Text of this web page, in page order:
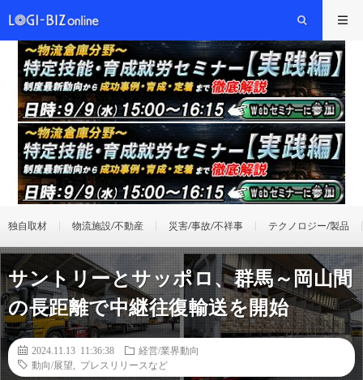
独自取材 物流施設/不動産 災害/事故/不祥事 テクノロジー/製品
サントリーとサッポロ、群馬～岡山間
の長距離で中継往復輸送を開始
2024.11.13 11:36:38
経営/業界動向
動向/展望
プレスリリースなど